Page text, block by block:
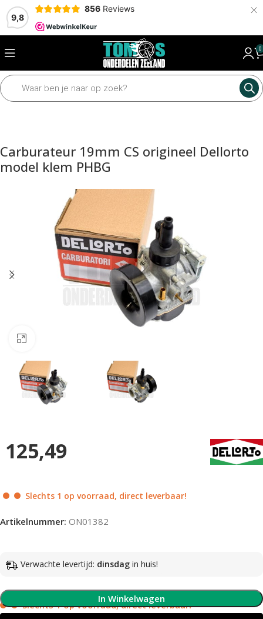
9,8
856 Reviews ×
0
Home Motordelen Carburateur Carburateurs
Carburateur 19mm CS origineel Dellorto
model klem PHBG
125,49
Slechts 1 op voorraad, direct leverbaar!
Artikelnummer: ON01382
Verwachte levertijd: dinsdag in huis!
Slechts 1 op voorraad, direct leverbaar!
In Winkelwagen